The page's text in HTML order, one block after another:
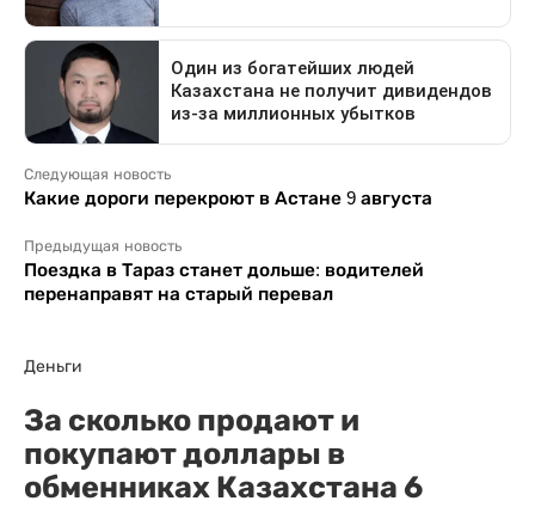
Следующая новость
Какие дороги перекроют в Астане 9 августа
Предыдущая новость
Поездка в Тараз станет дольше: водителей
перенаправят на старый перевал
Деньги
За сколько продают и
покупают доллары в
обменниках Казахстана 6